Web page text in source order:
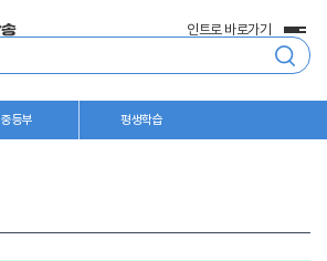
인트로 바로가기
전
체
메
중등부 평생학습